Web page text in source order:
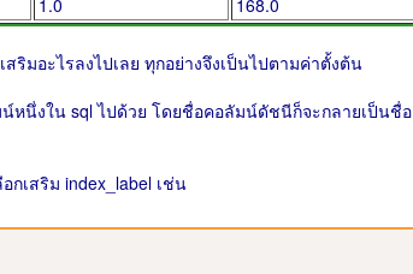
1.0 168.0
ริมอะไรลงไปเลย ทุกอย่างจึงเป็นไปตามค่าตั้งต้น
หนึ่งใน sql ไปด้วย โดยชื่อคอลัมน์ดัชนีก็จะกลายเป็นชื่อ
เสริม index_label เช่น